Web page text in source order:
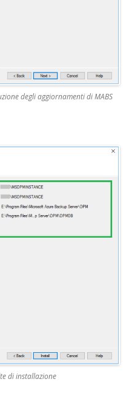
degli aggiornamenti di MABS
di installazione